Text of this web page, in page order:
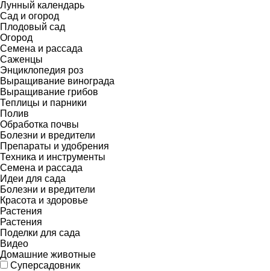
Лунный календарь
Сад и огород
Плодовый сад
Огород
Семена и рассада
Саженцы
Энциклопедия роз
Выращивание винограда
Выращивание грибов
Теплицы и парники
Полив
Обработка почвы
Болезни и вредители
Препараты и удобрения
Техника и инструменты
Семена и рассада
Идеи для сада
Болезни и вредители
Красота и здоровье
Растения
Растения
Поделки для сада
Видео
Домашние животные
Суперсадовник